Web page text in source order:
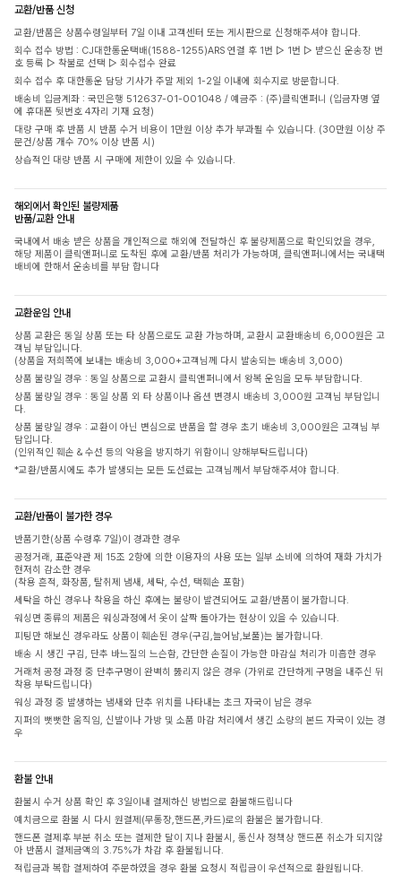
교환/반품 신청
교환/반품은 상품수령일부터 7일 이내 고객센터 또는 게시판으로 신청해주셔야 합니다.
회수 접수 방법 : CJ대한통운택배(1588-1255)ARS 연결 후 1번 ▷ 1번 ▷ 받으신 운송장 번
호 등록 ▷ 착불로 선택 ▷ 회수접수 완료
회수 접수 후 대한통운 담당 기사가 주말 제외 1-2일 이내에 회수지로 방문합니다.
배송비 입금계좌 : 국민은행 512637-01-001048 / 예금주 : (주)클릭앤퍼니 (입금자명 옆
에 휴대폰 뒷번호 4자리 기재 요청)
대량 구매 후 반품 시 반품 수거 비용이 1만원 이상 추가 부과될 수 있습니다. (30만원 이상 주
문건/상품 개수 70% 이상 반품 시)
상습적인 대량 반품 시 구매에 제한이 있을 수 있습니다.
해외에서 확인된 불량제품
반품/교환 안내
국내에서 배송 받은 상품을 개인적으로 해외에 전달하신 후 불량제품으로 확인되었을 경우,
해당 제품이 클릭앤퍼니로 도착된 후에 교환/반품 처리가 가능하며, 클릭앤퍼니에서는 국내택
배비에 한해서 운송비를 부담 합니다
교환운임 안내
상품 교환은 동일 상품 또는 타 상품으로도 교환 가능하며, 교환시 교환배송비 6,000원은 고
객님 부담입니다.
(상품을 저희쪽에 보내는 배송비 3,000+고객님께 다시 발송되는 배송비 3,000)
상품 불량일 경우 : 동일 상품으로 교환시 클릭앤퍼니에서 왕복 운임을 모두 부담합니다.
상품 불량일 경우 : 동일 상품 외 타 상품이나 옵션 변경시 배송비 3,000원 고객님 부담입니
다.
상품 불량일 경우 : 교환이 아닌 변심으로 반품을 할 경우 초기 배송비 3,000원은 고객님 부
담입니다.
(인위적인 훼손 & 수선 등의 악용을 방지하기 위함이니 양해부탁드립니다)
*교환/반품시에도 추가 발생되는 모든 도선료는 고객님께서 부담해주셔야 합니다.
교환/반품이 불가한 경우
반품기한(상품 수령후 7일)이 경과한 경우
공정거래, 표준약관 제 15조 2항에 의한 이용자의 사용 또는 일부 소비에 의하여 재화 가치가
현저히 감소한 경우
(착용 흔적, 화장품, 탈취제 냄새, 세탁, 수선, 택훼손 포함)
세탁을 하신 경우나 착용을 하신 후에는 불량이 발견되어도 교환/반품이 불가합니다.
워싱면 종류의 제품은 워싱과정에서 옷이 살짝 돌아가는 현상이 있을 수 있습니다.
피팅만 해보신 경우라도 상품이 훼손된 경우(구김,늘어남,보풀)는 불가합니다.
배송 시 생긴 구김, 단추 바느질의 느슨함, 간단한 손질이 가능한 마감실 처리가 미흡한 경우
거래처 공정 과정 중 단추구멍이 완벽히 뚫리지 않은 경우 (가위로 간단하게 구멍을 내주신 뒤
착용 부탁드립니다)
워싱 과정 중 발생하는 냄새와 단추 위치를 나타내는 초크 자국이 남은 경우
지퍼의 뻣뻣한 움직임, 신발이나 가방 및 소품 마감 처리에서 생긴 소량의 본드 자국이 있는 경
우
환불 안내
환불시 수거 상품 확인 후 3일이내 결제하신 방법으로 환불해드립니다
예치금으로 환불 시 다시 원결제(무통장,핸드폰,카드)로의 환불은 불가합니다.
핸드폰 결제후 부분 취소 또는 결제한 달이 지나 환불시, 통신사 정책상 핸드폰 취소가 되지않
아 반품시 결제금액의 3.75%가 차감 후 환불됩니다.
적립금과 복합 결제하여 주문하였을 경우 환불 요청시 적립금이 우선적으로 환원됩니다.